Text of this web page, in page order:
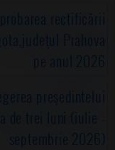
rectificării
Prahova
pe anul 2026
preşedintelui
de trei luni (iulie -
septembrie 2026)